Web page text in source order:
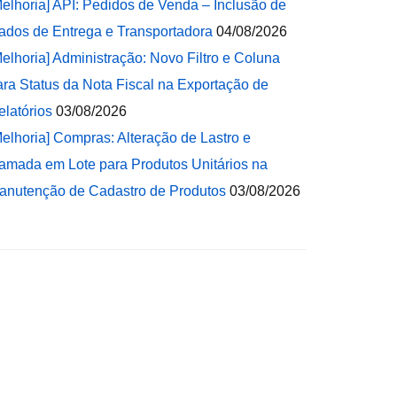
API: Pedidos de Venda – Inclusão de
de Entrega e Transportadora 04/08/2026
Administração: Novo Filtro e Coluna
Status da Nota Fiscal na Exportação de
03/08/2026
Compras: Alteração de Lastro e
em Lote para Produtos Unitários na
de Cadastro de Produtos 03/08/2026